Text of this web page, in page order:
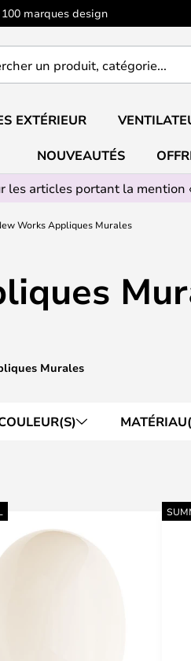
marques design
EXTÉRIEUR
NOUVEAUTÉS
les articles portant la mention
Works Appliques Murales
Murales